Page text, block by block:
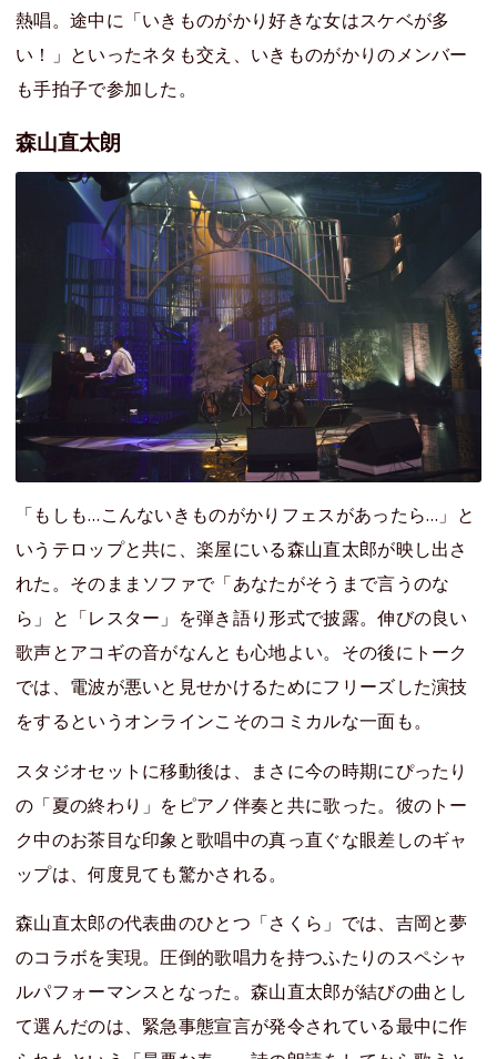
熱唱。途中に「いきものがかり好きな女はスケベが多
い！」といったネタも交え、いきものがかりのメンバー
も手拍子で参加した。
森山直太朗
「もしも…こんないきものがかりフェスがあったら…」と
いうテロップと共に、楽屋にいる森山直太郎が映し出さ
れた。そのままソファで「あなたがそうまで言うのな
ら」と「レスター」を弾き語り形式で披露。伸びの良い
歌声とアコギの音がなんとも心地よい。その後にトーク
では、電波が悪いと見せかけるためにフリーズした演技
をするというオンラインこそのコミカルな一面も。
スタジオセットに移動後は、まさに今の時期にぴったり
の「夏の終わり」をピアノ伴奏と共に歌った。彼のトー
ク中のお茶目な印象と歌唱中の真っ直ぐな眼差しのギャ
ップは、何度見ても驚かされる。
森山直太郎の代表曲のひとつ「さくら」では、吉岡と夢
のコラボを実現。圧倒的歌唱力を持つふたりのスペシャ
ルパフォーマンスとなった。森山直太郎が結びの曲とし
て選んだのは、緊急事態宣言が発令されている最中に作